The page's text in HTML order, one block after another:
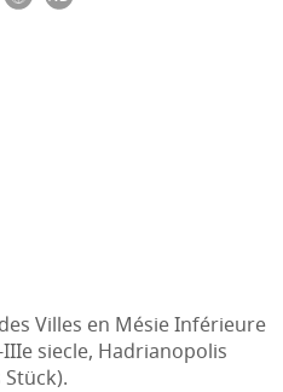
Villes en Mésie Inférieure
siecle, Hadrianopolis
Stück).